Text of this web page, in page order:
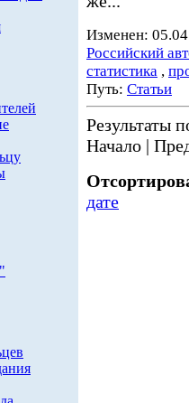
Изменен:
Российский
статистика ,
Путь: Статьи
Результаты
Начало |
дате